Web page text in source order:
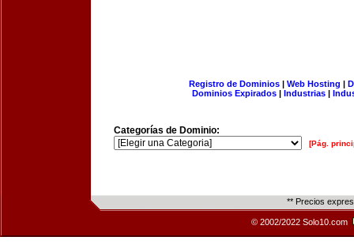
Registro de Dominios| Web Hosting |
Dominios Expirados | Industrias |
Categorías de Dominio:
[Pág.
** Precios
© 2002/2022 Solo10.com